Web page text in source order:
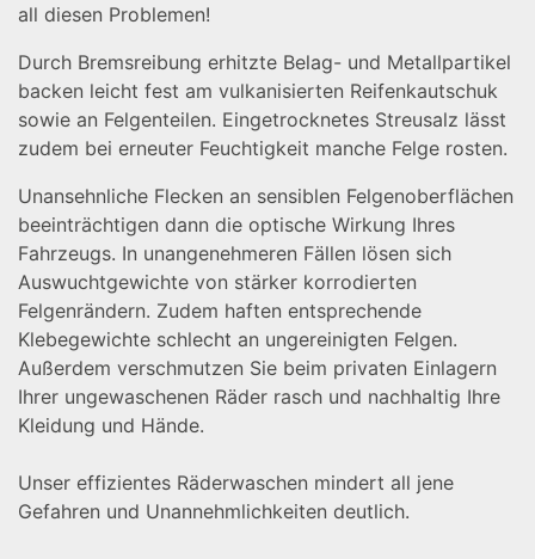
all diesen Problemen!
Durch Bremsreibung erhitzte Belag- und Metallpartikel
backen leicht fest am vulkanisierten Reifenkautschuk
sowie an Felgenteilen. Eingetrocknetes Streusalz lässt
zudem bei erneuter Feuchtigkeit manche Felge rosten.
Unansehnliche Flecken an sensiblen Felgenoberflächen
beeinträchtigen dann die optische Wirkung Ihres
Fahrzeugs. In unangenehmeren Fällen lösen sich
Auswuchtgewichte von stärker korrodierten
Felgenrändern. Zudem haften entsprechende
Klebegewichte schlecht an ungereinigten Felgen.
Außerdem verschmutzen Sie beim privaten Einlagern
Ihrer ungewaschenen Räder rasch und nachhaltig Ihre
Kleidung und Hände.
Unser effizientes Räderwaschen mindert all jene
Gefahren und Unannehmlichkeiten deutlich.